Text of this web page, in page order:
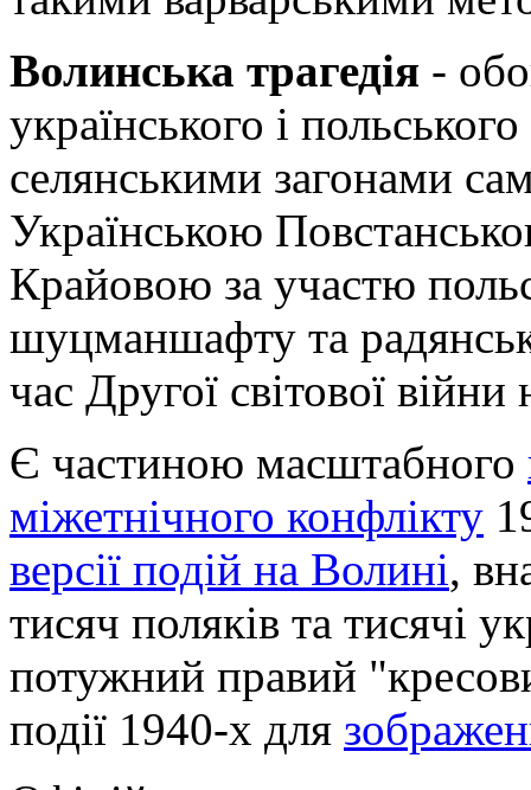
Волинська трагедія -
українського і
селянськими загонами
Українською
Крайовою за участю
шуцманшафту та
час Другої світової
Є частиною масштабного
міжетнічного конфлікту
версії подій на Волині,
тисяч поляків та тисячі
потужний правий
події 1940-х для